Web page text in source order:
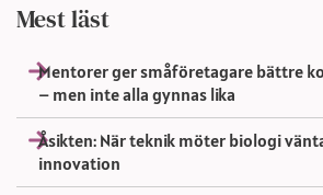
Mest läst
Mentorer ger småföretagare bättre
– men inte alla gynnas lika
Åsikten: När teknik möter biologi
innovation